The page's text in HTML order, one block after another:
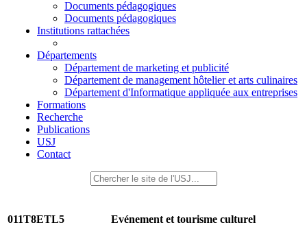
Documents pédagogiques
Documents pédagogiques
Institutions rattachées
Départements
Département de marketing et publicité
Département de management hôtelier et arts culinaires
Département d'Informatique appliquée aux entreprises
Formations
Recherche
Publications
USJ
Contact
011T8ETL5 Evénement et tourisme culturel